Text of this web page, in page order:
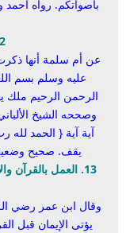
بأصواتكم. رواه أحمد
12.
عن أم سلمة أنها
عليه وسلم بسم
الرحمن الرحيم ملك
وصححه الشيخ
آية آية { الحمد لله
يقف. صحيح وضعيف
13. العمل بالقرآن
وقال ابن عمر رضي
يؤتى الإيمان قبل